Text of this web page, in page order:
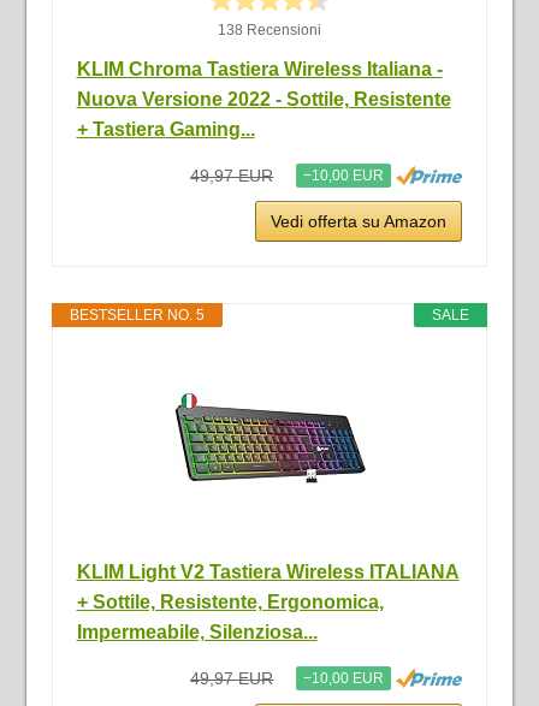
138 Recensioni
KLIM Chroma Tastiera Wireless Italiana -
Nuova Versione 2022 - Sottile, Resistente
+ Tastiera Gaming...
49,97 EUR −10,00 EUR
Vedi offerta su Amazon
SALE
BESTSELLER NO. 5
KLIM Light V2 Tastiera Wireless ITALIANA
+ Sottile, Resistente, Ergonomica,
Impermeabile, Silenziosa...
49,97 EUR −10,00 EUR